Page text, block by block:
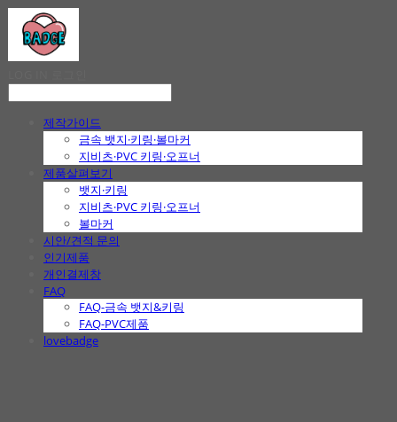
제작가이드
금속 뱃지·키링·볼마커
지비츠·PVC 키링·오프너
제품살펴보기
뱃지·키링
지비츠·PVC 키링·오프너
볼마커
시안/견적 문의
인기제품
개인결제창
FAQ
FAQ-금속 뱃지&키링
FAQ-PVC제품
lovebadge